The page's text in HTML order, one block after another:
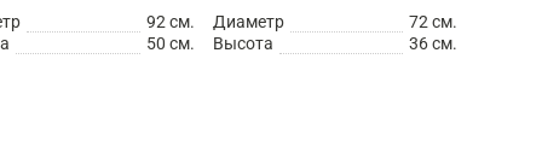
92 см.
50 см.
Диаметр
72 см.
Высота
36 см.